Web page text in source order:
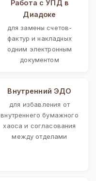
Работа с УПД в
Диадоке
для замены счетов-
фактур и накладных
одним электронным
документом
Внутренний ЭДО
для избавления от
внутреннего бумажного
хаоса и согласования
между отделами